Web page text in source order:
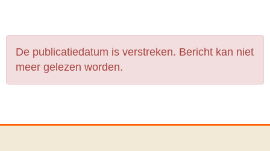
De publicatiedatum is verstreken. Bericht kan niet
meer gelezen worden.